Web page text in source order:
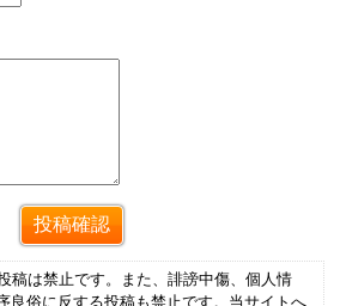
稿は禁止です。また、誹謗中傷、個人情
良俗に反する投稿も禁止です。当サイトへ